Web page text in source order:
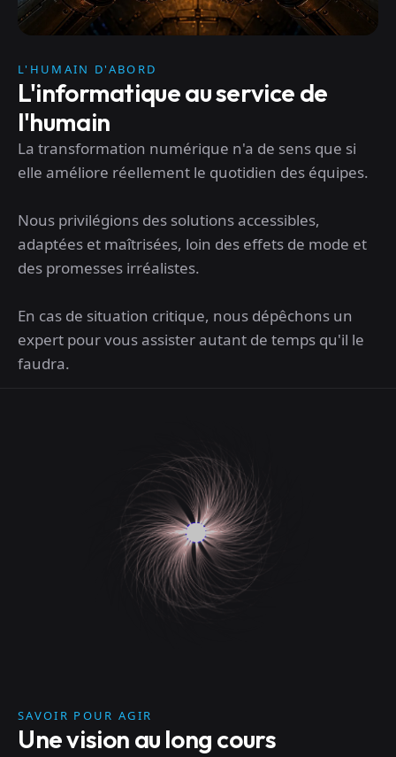
L'HUMAIN D'ABORD
L'informatique au service de
l'humain
La transformation numérique n'a de sens que si
elle améliore réellement le quotidien des équipes.
Nous privilégions des solutions accessibles,
adaptées et maîtrisées, loin des effets de mode et
des promesses irréalistes.
En cas de situation critique, nous dépêchons un
expert pour vous assister autant de temps qu'il le
faudra.
SAVOIR POUR AGIR
Une vision au long cours